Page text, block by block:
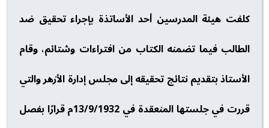
كلفت هيئة المدرسين أحد الأساتذة بإجراء تحقيق ضد
الطالب فيما تضمنه الكتاب من افتراءات وشتائم، وقام
الأستاذ بتقديم نتائج تحقيقه إلى مجلس إدارة الأزهر والتي
قررت في جلستها المنعقدة في 13/9/1932م قرارًا بفصل